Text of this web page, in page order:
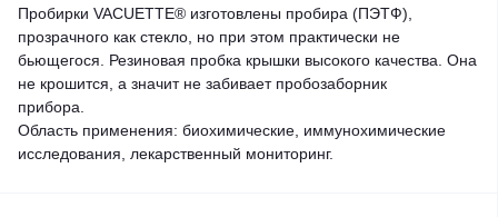
Пробирки VACUETTE® изготовлены пробира (ПЭТФ),
прозрачного как стекло, но при этом практически не
бьющегося. Резиновая пробка крышки высокого качества. Она
не крошится, а значит не забивает пробозаборник
прибора.
Область применения: биохимические, иммунохимические
исследования, лекарственный мониторинг.